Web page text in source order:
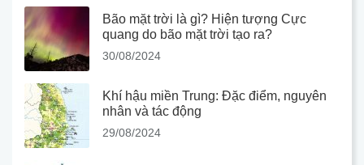
Bão mặt trời là gì? Hiện tượng Cực
quang do bão mặt trời tạo ra?
30/08/2024
Khí hậu miền Trung: Đặc điểm, nguyên
nhân và tác động
29/08/2024